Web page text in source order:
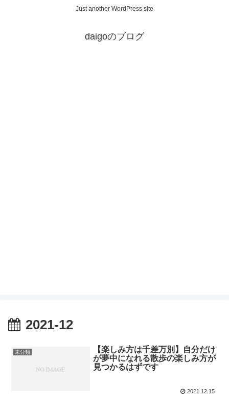
Just another WordPress site
daigoのブログ
2021-12
未分類
【楽しみ方は千差万別】自分だけ
が夢中になれる散歩の楽しみ方が
見つかるはずです
2021.12.15